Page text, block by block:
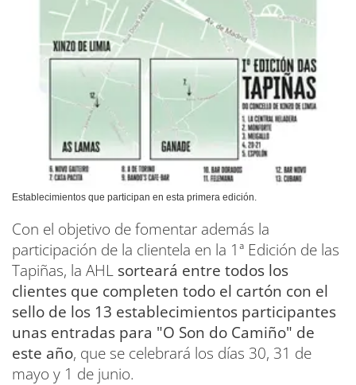
Establecimientos que participan en esta primera edición.
Con el objetivo de fomentar además la
participación de la clientela en la 1ª Edición de las
Tapiñas, la AHL sorteará entre todos los
clientes que completen todo el cartón con el
sello de los 13 establecimientos participantes
unas entradas para "O Son do Camiño" de
este año, que se celebrará los días 30, 31 de
mayo y 1 de junio.